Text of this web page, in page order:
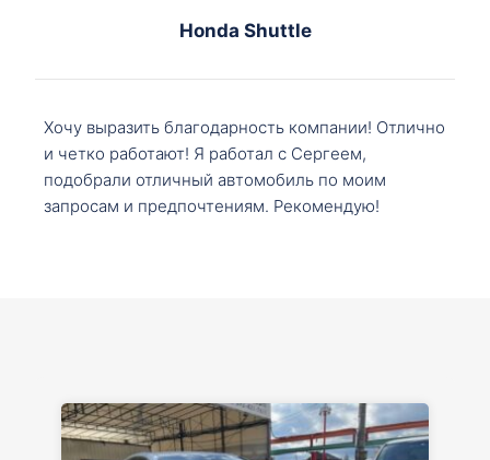
Honda Shuttle
Хочу выразить благодарность компании! Отлично
и четко работают! Я работал с Сергеем,
подобрали отличный автомобиль по моим
запросам и предпочтениям. Рекомендую!